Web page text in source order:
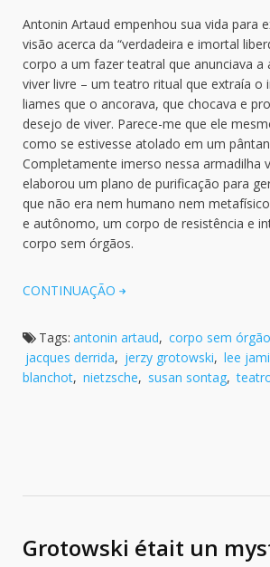
Antonin Artaud empenhou sua vida para
visão acerca da “verdadeira e imortal
corpo a um fazer teatral que anunciava a
viver livre – um teatro ritual que extraía o
liames que o ancorava, que chocava e
desejo de viver. Parece-me que ele
como se estivesse atolado em um
Completamente imerso nessa armadilha
elaborou um plano de purificação para
que não era nem humano nem
e autônomo, um corpo de resistência e
corpo sem órgãos.
CONTINUAÇÃO
Tags: antonin artaud, corpo sem
jacques derrida, jerzy grotowski, lee
blanchot, nietzsche, susan sontag,
Grotowski était un